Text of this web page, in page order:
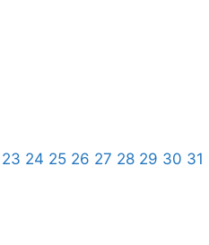
23 24 25 26 27 28 29 30 31